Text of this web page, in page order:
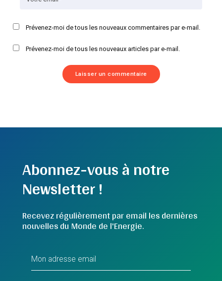
Prévenez-moi de tous les nouveaux commentaires par e-mail.
Prévenez-moi de tous les nouveaux articles par e-mail.
Abonnez-vous à notre
Newsletter !
Recevez régulièrement par email les dernières
nouvelles du Monde de l'Energie.